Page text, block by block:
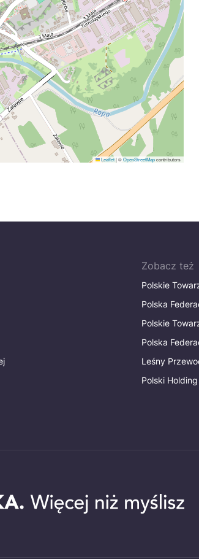
Leaflet|©OpenStreetMapcontributors
Zobacz też
Polskie
Polska
Polskie
Polska
Leśny
Polski